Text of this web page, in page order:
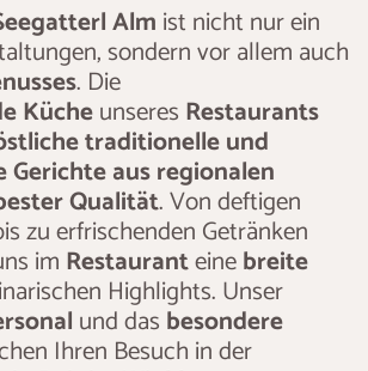
Alm ist nicht nur ein
sondern vor allem auch
. Die
Kücheunseres Restaurants
traditionelle und
aus regionalen
Qualität. Von deftigen
zu erfrischenden Getränken
im Restauranteinebreite
Highlights. Unser
und das besondere
Ihren Besuch in der